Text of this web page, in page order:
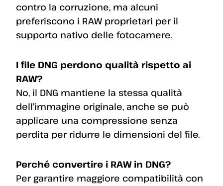
contro la corruzione, ma alcuni
preferiscono i RAW proprietari per il
supporto nativo delle fotocamere.
I file DNG perdono qualità rispetto ai
RAW?
No, il DNG mantiene la stessa qualità
dell’immagine originale, anche se può
applicare una compressione senza
perdita per ridurre le dimensioni del file.
Perché convertire i RAW in DNG?
Per garantire maggiore compatibilità con